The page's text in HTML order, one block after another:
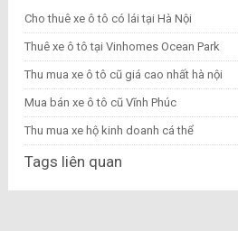
Cho thuê xe ô tô có lái tại Hà Nội
Thuê xe ô tô tại Vinhomes Ocean Park
Thu mua xe ô tô cũ giá cao nhất hà nội
Mua bán xe ô tô cũ Vĩnh Phúc
Thu mua xe hộ kinh doanh cá thể
Tags liên quan